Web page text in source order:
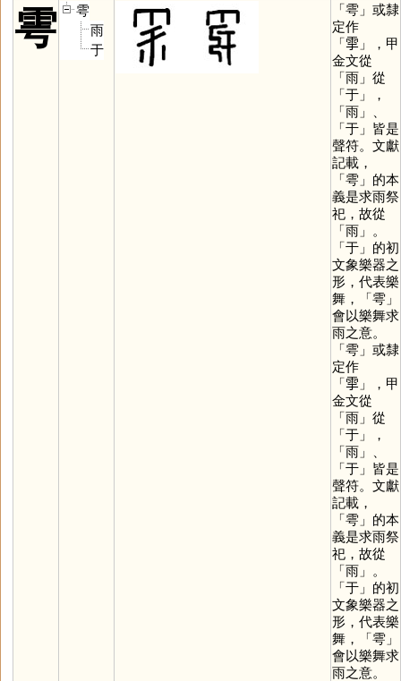
雩
雩
雨
于
「雩」或隸
定作
「𩁹 」，甲
金文從
「雨」從
「于」，
「雨」、
「于」皆是
聲符。文獻
記載，
「雩」的本
義是求雨祭
祀，故從
「雨」。
「于」的初
文象樂器之
形，代表樂
舞，「雩」
會以樂舞求
雨之意。
「雩」或隸
定作
「𩁹 」，甲
金文從
「雨」從
「于」，
「雨」、
「于」皆是
聲符。文獻
記載，
「雩」的本
義是求雨祭
祀，故從
「雨」。
「于」的初
文象樂器之
形，代表樂
舞，「雩」
會以樂舞求
雨之意。